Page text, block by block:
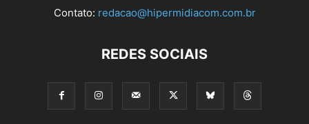
Contato: redacao@hipermidiacom.com.br
REDES SOCIAIS